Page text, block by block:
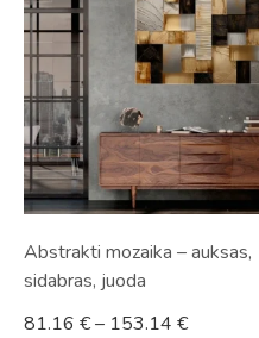
Abstrakti mozaika – auksas,
sidabras, juoda
81.16 €– 153.14 €